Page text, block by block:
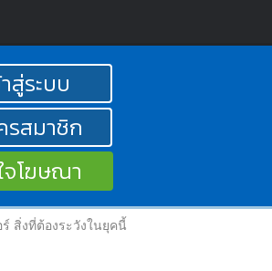
สู่ระบบ
รสมาชิก
จโฆษณา
สิ่งที่ต้องระวังในยุคนี้